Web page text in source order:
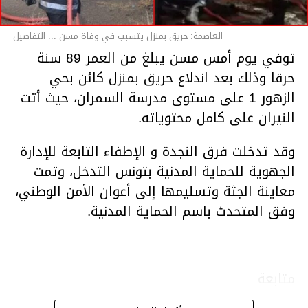
العاصمة: حريق بمنزل يتسبب في وفاة مسن ... التفاصيل
توفي يوم أمس مسن يبلغ من العمر 89 سنة
حرقا وذلك بعد اندلاع حريق بمنزل كائن بحي
الزهور 1 على مستوى مدرسة السمران، حيث أتت
النيران على كامل محتوياته.
وقد تدخلت فرق النجدة و الإطفاء التابعة للإدارة
الجهوية للحماية المدنية بتونس التدخل، وتمت
معاينة الجثة وتسليمها إلى أعوان الأمن الوطني،
وفق المتحدث باسم الحماية المدنية.